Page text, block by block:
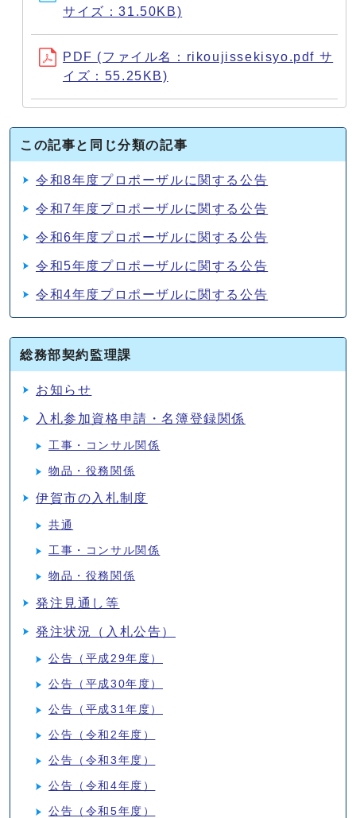
サイズ：31.50KB)
PDF (ファイル名：rikoujissekisyo.pdf サ
イズ：55.25KB)
この記事と同じ分類の記事
令和8年度プロポーザルに関する公告
令和7年度プロポーザルに関する公告
令和6年度プロポーザルに関する公告
令和5年度プロポーザルに関する公告
令和4年度プロポーザルに関する公告
総務部契約監理課
お知らせ
入札参加資格申請・名簿登録関係
工事・コンサル関係
物品・役務関係
伊賀市の入札制度
共通
工事・コンサル関係
物品・役務関係
発注見通し等
発注状況（入札公告）
公告（平成29年度）
公告（平成30年度）
公告（平成31年度）
公告（令和2年度）
公告（令和3年度）
公告（令和4年度）
公告（令和5年度）